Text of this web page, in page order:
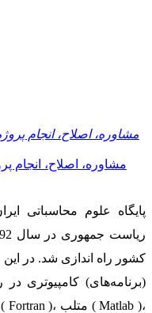
مشاوره، اصلاح، انجام
پایگاه علوم محاسباتی
کشور راه اندازی شد. در
(برنامه‌های) کامپیوتری